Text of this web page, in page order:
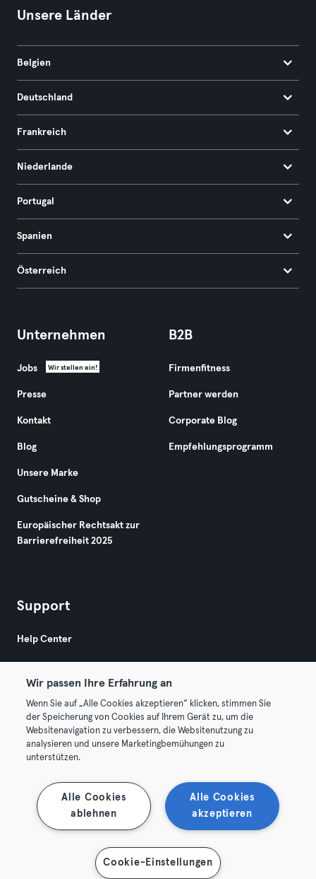
Unsere Länder
Belgien
Deutschland
Frankreich
Niederlande
Portugal
Spanien
Österreich
Unternehmen
Jobs Wir stellen ein!
Presse
Kontakt
Blog
Unsere Marke
Gutscheine & Shop
Europäischer Rechtsakt zur
Barrierefreiheit 2025
B2B
Firmenfitness
Partner werden
Corporate Blog
Empfehlungsprogramm
Support
Help Center
© 2026 Urban Sports Group GmbH. All rights reserved.
AGB Datenschutz
Vertrag hier kündigen Hier Verträge widerrufen
Wir passen Ihre Erfahrung an
Wenn Sie auf „Alle Cookies akzeptieren“ klicken, stimmen Sie
der Speicherung von Cookies auf Ihrem Gerät zu, um die
Websitenavigation zu verbessern, die Websitenutzung zu
analysieren und unsere Marketingbemühungen zu
unterstützen.
Alle Cookies
akzeptieren
Alle Cookies
ablehnen
Cookie-Einstellungen